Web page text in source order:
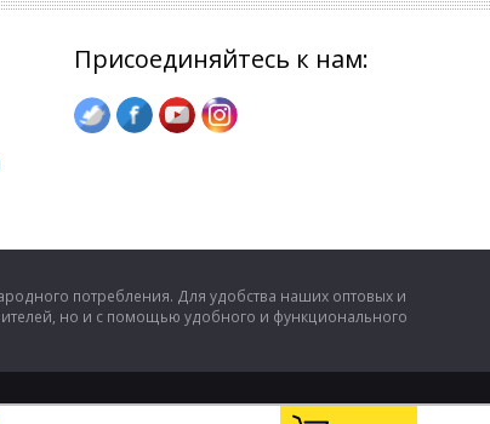
Присоединяйтесь к нам:
потребления. Для удобства наших оптовых и
но и с помощью удобного и функционального